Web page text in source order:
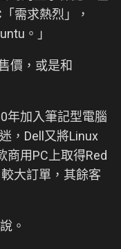
需求熱烈」，
。」
價，或是和
年加入筆記型電腦
，Dell又將Linux
商用PC上取得Red
大訂單，其餘客
。